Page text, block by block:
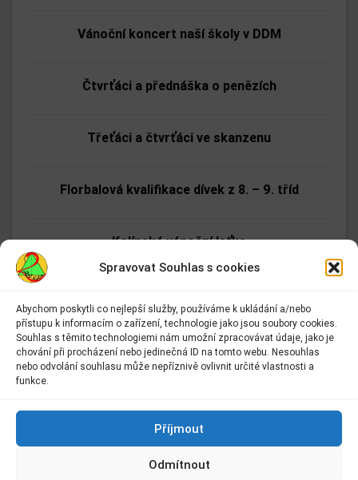
Spravovat Souhlas s cookies
Abychom poskytli co nejlepší služby, používáme k ukládání a/nebo
přístupu k informacím o zařízení, technologie jako jsou soubory cookies.
Souhlas s těmito technologiemi nám umožní zpracovávat údaje, jako je
chování při procházení nebo jedinečná ID na tomto webu. Nesouhlas
nebo odvolání souhlasu může nepříznivě ovlivnit určité vlastnosti a
funkce.
Příjmout
Odmítnout
Vánoční koncert naší školy v DDM
Čtvrťáci a přednáška o penězích
Třeťáci a čtvrťáci ve skanzenu
Florbalová kvalifikace dívek z 8. – 9. tříd
Kolínská vánoční laťka
Okresní kolo florbalu 1. stupně na ZŠ Lipanská
Úniková hra
Adresa:
Základní škola Kolín II.
Kmochova 943
Kontakt:
E-mail: info@2zskolin.cz
–